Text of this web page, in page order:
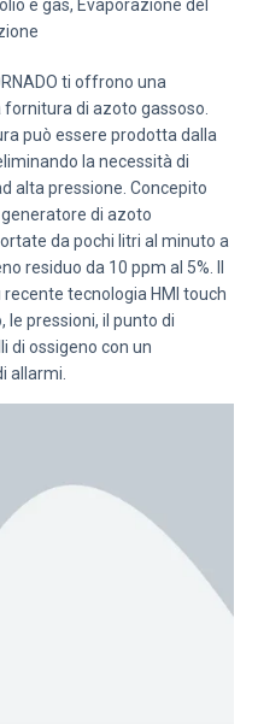
e gas, Evaporazione del
ti offrono una
di azoto gassoso.
può essere prodotta dalla
la necessità di
alta pressione. Concepito
di azoto
da pochi litri al minuto a
residuo da 10 ppm al 5%. Il
tecnologia HMI touch
le pressioni, il punto di
di ossigeno con un
allarmi.